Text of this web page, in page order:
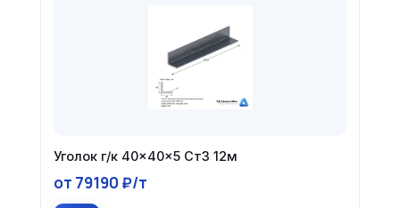
Уголок г/к 40×40×5 Ст3 12м
от 79190 ₽/т